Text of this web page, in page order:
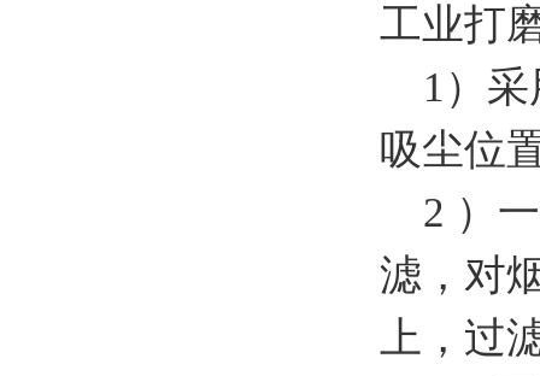
工业打
1）采
吸尘位
2 ）一
滤，对
上，过